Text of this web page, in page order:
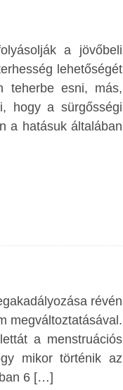
a jövőbeli
lehetőségét
teherbe esni, más,
hogy a sürgősségi
a hatásuk általában
révén
megváltoztatásával.
a menstruációs
mikor történik az
6 […]